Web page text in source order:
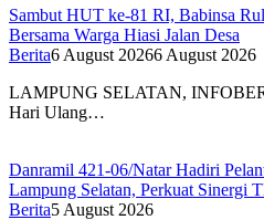
Sambut HUT ke-81 RI, Babinsa
Bersama Warga Hiasi Jalan Desa
Berita6 August 20266 August 2026
LAMPUNG SELATAN,
Hari Ulang…
Danramil 421-06/Natar Hadiri
Lampung Selatan, Perkuat Sinergi
Berita5 August 2026